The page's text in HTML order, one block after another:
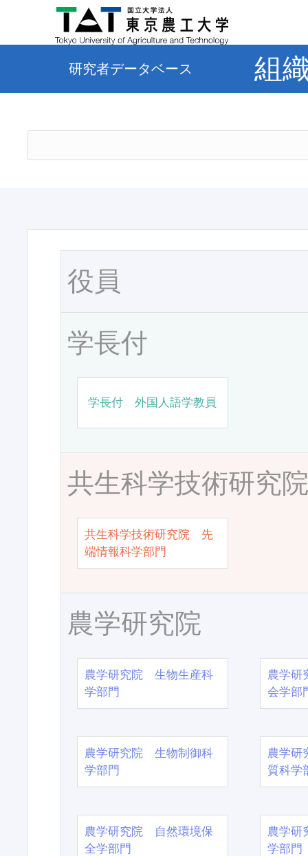
研究者データベース 組
役員
学長付
学長付 外国人語学教員
共生科学技術研究
共生科学技術研究院 先
端情報科学部門
農学研究院
農学研究院 生物生産科
学部門
農学
会学部
農学研究院 生物制御科
学部門
農学
質科学
農学研究院 自然環境保
全学部門
農学
学部門